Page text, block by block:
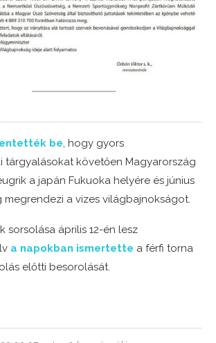
be, hogy gyors
tárgyalásokat követően Magyarország
a japán Fukuoka helyére és június
megrendezi a vizes világbajnokságot.
sorsolása április 12-én lesz
a napokban ismertette a férfi torna
előtti besorolását.